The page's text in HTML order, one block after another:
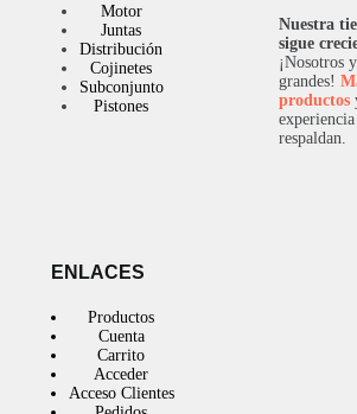
Motor
Juntas
Distribución
Cojinetes
Subconjunto
Pistones
Nuestra
sigue
¡Nosotros
grandes!
productos
respaldan.
ENLACES
Productos
Cuenta
Carrito
Acceder
Acceso Clientes